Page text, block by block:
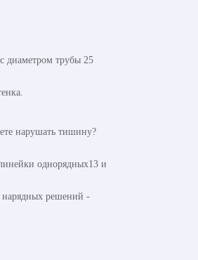
диаметром трубы 25
нарушать тишину?
однорядных13 и
нарядных решений -